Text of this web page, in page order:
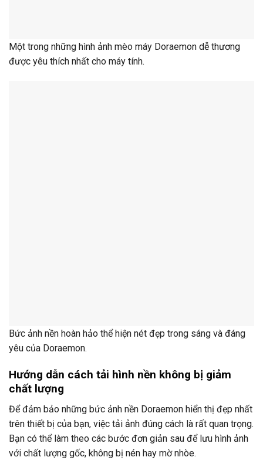
Một trong những hình ảnh mèo máy Doraemon dễ thương
được yêu thích nhất cho máy tính.
Bức ảnh nền hoàn hảo thể hiện nét đẹp trong sáng và đáng
yêu của Doraemon.
Hướng dẫn cách tải hình nền không bị giảm
chất lượng
Để đảm bảo những bức ảnh nền Doraemon hiển thị đẹp nhất
trên thiết bị của bạn, việc tải ảnh đúng cách là rất quan trọng.
Bạn có thể làm theo các bước đơn giản sau để lưu hình ảnh
với chất lượng gốc, không bị nén hay mờ nhòe.